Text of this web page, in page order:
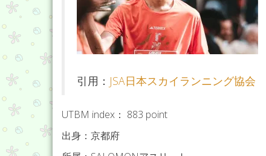
引用： JSA日本スカイランニング協会
UTBM index： 883 point
出身：京都府